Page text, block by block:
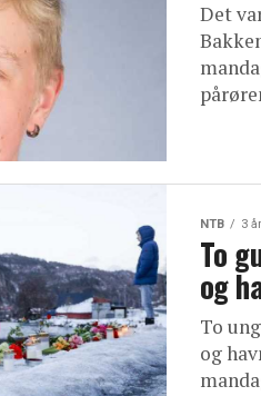
Det
NTB 3
To
og
To
og